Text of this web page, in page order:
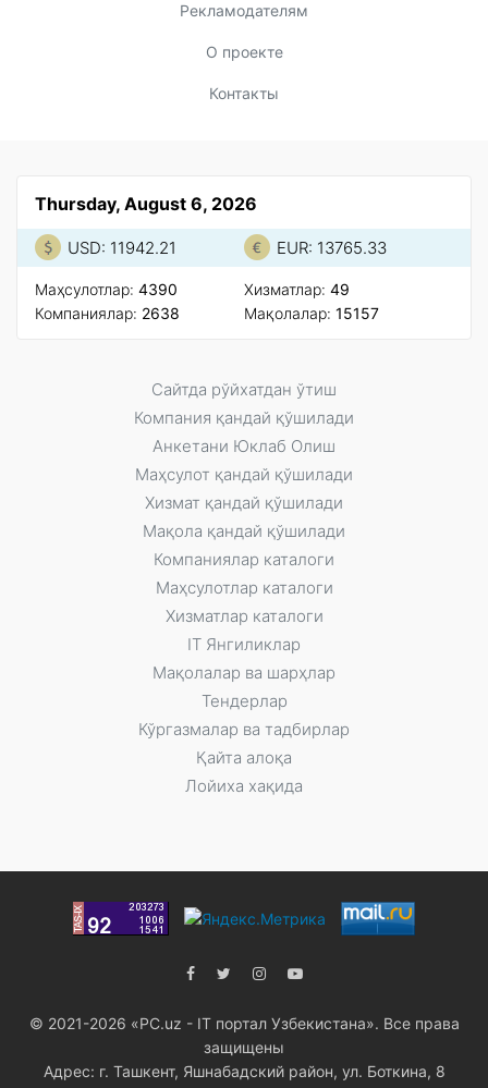
Рекламодателям
О проекте
Контакты
Thursday, August 6, 2026
USD: 11942.21 EUR: 13765.33
Маҳсулотлар: 4390
Компаниялар: 2638
Xизматлар: 49
Мақолалар: 15157
Сайтда рўйxатдан ўтиш
Компания қандай қўшилади
Анкетани Юклаб Олиш
Маҳсулот қандай қўшилади
Xизмат қандай қўшилади
Мақола қандай қўшилади
Компаниялар каталоги
Маҳсулотлар каталоги
Xизматлар каталоги
IT Янгиликлар
Мақолалар ва шарҳлар
Тендерлар
Кўргазмалар ва тадбирлар
Қайта алоқа
Лойиха хақида
© 2021-2026 «PC.uz - IT портал Узбекистана». Все права
защищены
Адрес: г. Ташкент, Яшнабадский район, ул. Боткина, 8